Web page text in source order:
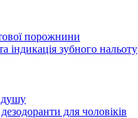
порожнини
індикація зубного нальоту
душу
для чоловіків